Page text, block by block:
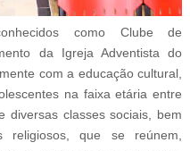
como Clube de
da Igreja Adventista do
com a educação cultural,
na faixa etária entre
diversas classes sociais, bem
religiosos, que se reúnem,